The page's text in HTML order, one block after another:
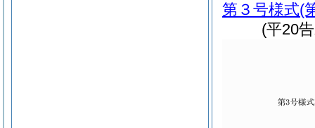
第３号様式(
(平20